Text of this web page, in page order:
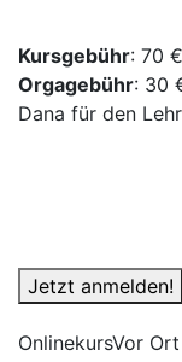
Kursgebühr: 70 €
Orgagebühr: 30
Dana für den
Jetzt anmelden!
OnlinekursVor